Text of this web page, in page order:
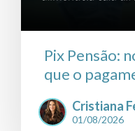
Pix Pensão:
que o
Cristiana
01/08/2026